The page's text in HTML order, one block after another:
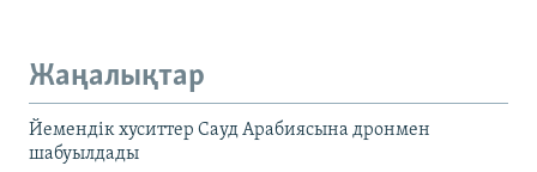
Жаңалықтар
Йемендік хуситтер Сауд Арабиясына дронмен
шабуылдады